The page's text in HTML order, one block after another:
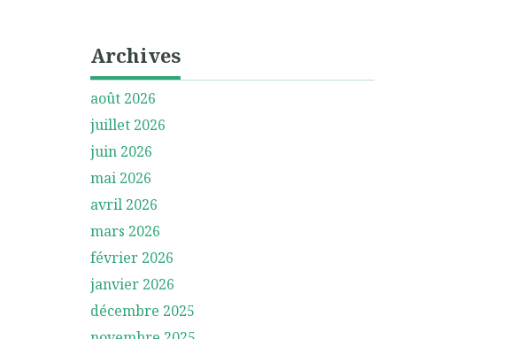
Archives
août 2026
juillet 2026
juin 2026
mai 2026
avril 2026
mars 2026
février 2026
janvier 2026
décembre 2025